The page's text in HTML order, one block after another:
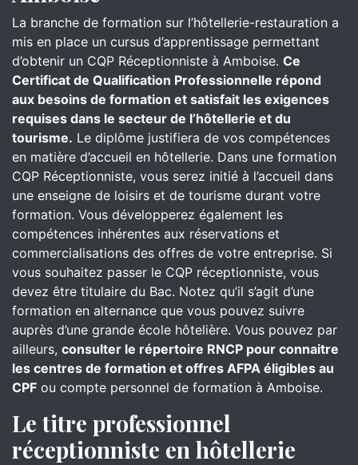
La branche de formation sur l’hôtellerie-restauration a
mis en place un cursus d’apprentissage permettant
d’obtenir un CQP Réceptionniste à Amboise. Ce
Certificat de Qualification Professionnelle répond
aux besoins de formation et satisfait les exigences
requises dans le secteur de l’hôtellerie et du
tourisme. Le diplôme justifiera de vos compétences
en matière d’accueil en hôtellerie. Dans une formation
CQP Réceptionniste, vous serez initié à l’accueil dans
une enseigne de loisirs et de tourisme durant votre
formation. Vous développerez également les
compétences inhérentes aux réservations et
commercialisations des offres de votre entreprise. Si
vous souhaitez passer le CQP réceptionniste, vous
devez être titulaire du Bac. Notez qu’il s’agit d’une
formation en alternance que vous pouvez suivre
auprès d’une grande école hôtelière. Vous pouvez par
ailleurs, consulter le répertoire RNCP pour connaitre
les centres de formation et offres AFPA éligibles au
CPF ou compte personnel de formation à Amboise.
Le titre professionnel
réceptionniste en hôtellerie